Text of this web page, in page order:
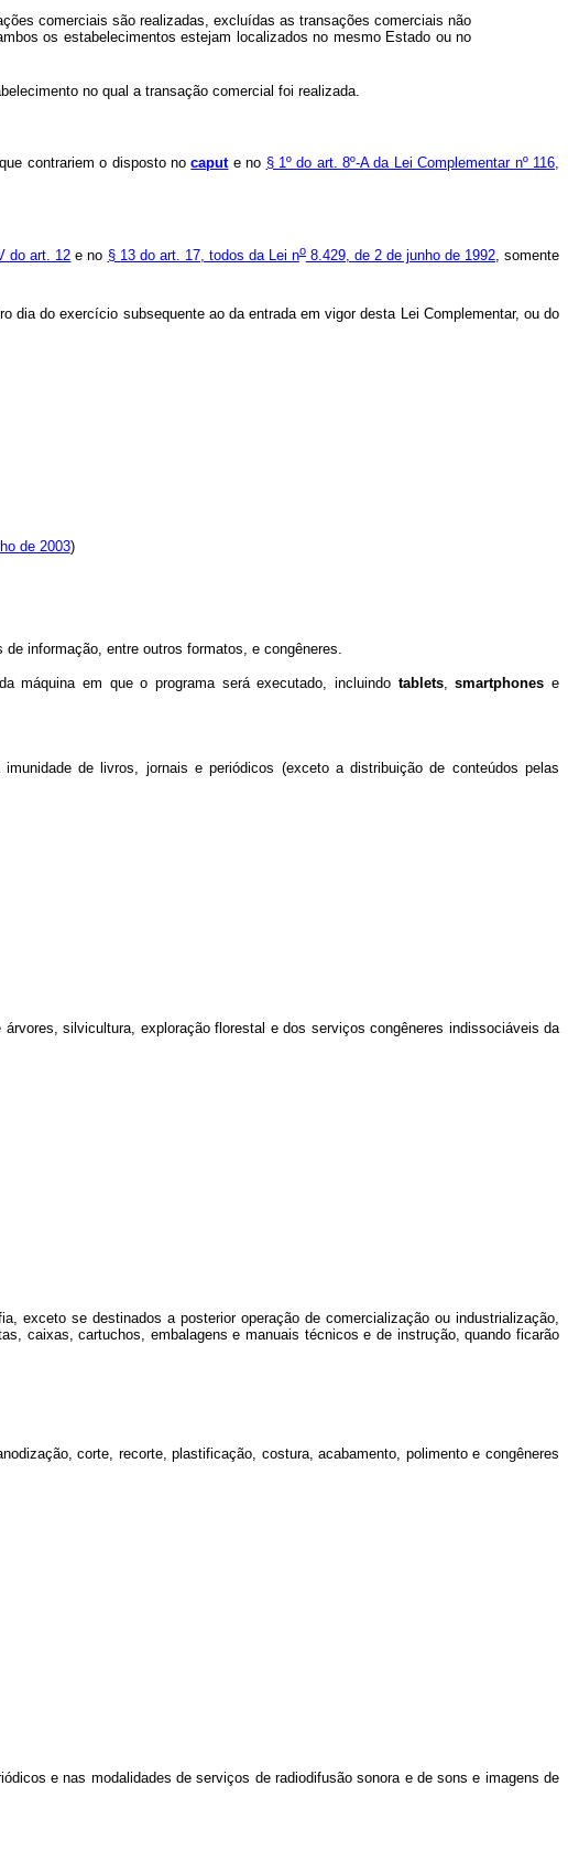
comerciais são realizadas, excluídas as transações comerciais não
os estabelecimentos estejam localizados no mesmo Estado ou no
no qual a transação comercial foi realizada.
contrariem o disposto nocaput e no § 1º do art. 8º-A da Lei Complementar nº 116,
do art. 12 e no § 13 do art. 17, todos da Lei no8.429, de 2 de junho de 1992, somente
dia do exercício subsequente ao da entrada em vigor desta Lei Complementar, ou do
de 2003)
informação, entre outros formatos, e congêneres.
máquina em que o programa será executado, incluindo tablets,smartphones e
de livros, jornais e periódicos (exceto a distribuição de conteúdos pelas
silvicultura, exploração florestal e dos serviços congêneres indissociáveis da
exceto se destinados a posterior operação de comercialização ou industrialização,
caixas, cartuchos, embalagens e manuais técnicos e de instrução, quando ficarão
corte, recorte, plastificação, costura, acabamento, polimento e congêneres
e nas modalidades de serviços de radiodifusão sonora e de sons e imagens de